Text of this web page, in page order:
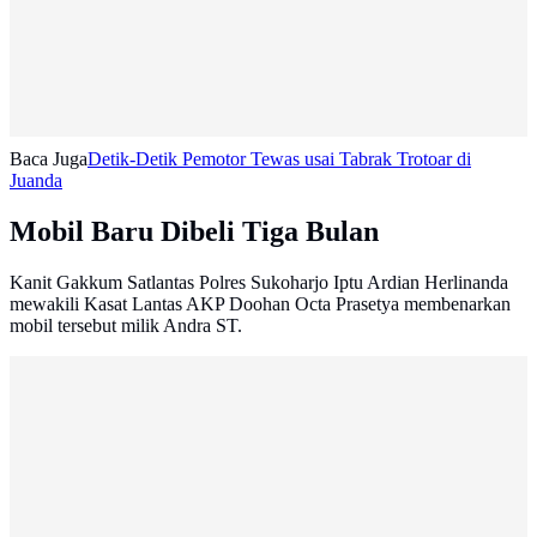
Baca JugaDetik-Detik Pemotor Tewas usai Tabrak Trotoar di
Juanda
Mobil Baru Dibeli Tiga Bulan
Kanit Gakkum Satlantas Polres Sukoharjo Iptu Ardian Herlinanda
mewakili Kasat Lantas AKP Doohan Octa Prasetya membenarkan
mobil tersebut milik Andra ST.